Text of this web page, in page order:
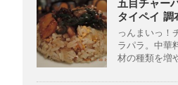
五目チャー
タイペイ 調
っんまいっ！
ラパラ。中華
材の種類を増